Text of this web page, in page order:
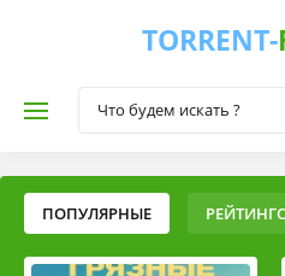
TORRENT-
ПОПУЛЯРНЫЕ